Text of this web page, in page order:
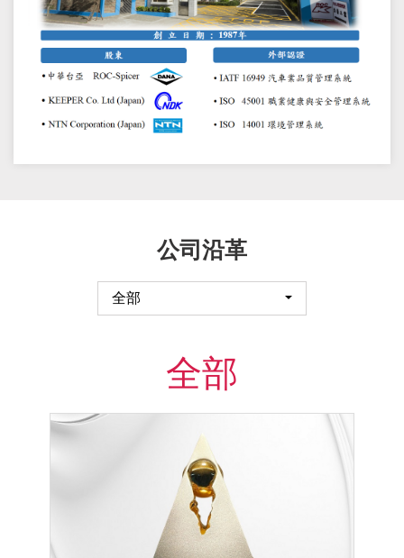
公司沿革
全部
全部